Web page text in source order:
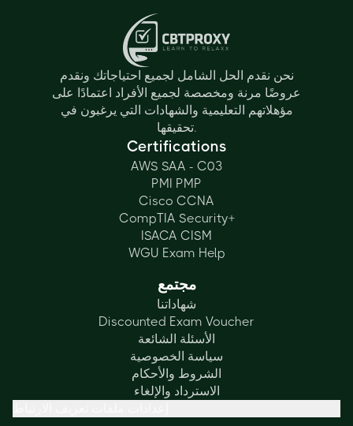
نحن نقدم الحل الشامل لجميع احتياجاتك ونقدم
عروضًا مرنة ومخصصة لجميع الأفراد اعتمادًا على
مؤهلاتهم التعليمية والشهادات التي يرغبون في
تحقيقها.
Certifications
AWS SAA - C03
PMI PMP
Cisco CCNA
CompTIA Security+
ISACA CISM
WGU Exam Help
مجتمع
شهاداتنا
Discounted Exam Voucher
الأسئلة الشائعة
سياسة الخصوصية
الشروط والأحكام
الاسترداد والإلغاء